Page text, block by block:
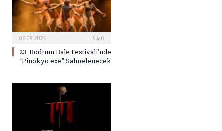
06.08.2026 0
23. Bodrum Bale Festivali’nde
“Pinokyo.exe” Sahnelenecek